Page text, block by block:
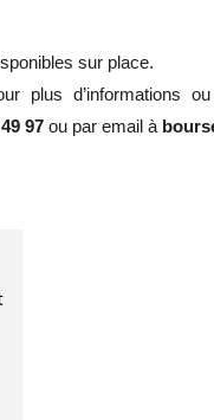
sur place.
plus d’informations
49 97ou par email à